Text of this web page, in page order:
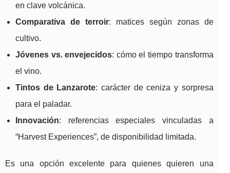
en clave volcánica.
Comparativa de terroir: matices según zonas de
cultivo.
Jóvenes vs. envejecidos: cómo el tiempo transforma
el vino.
Tintos de Lanzarote: carácter de ceniza y sorpresa
para el paladar.
Innovación: referencias especiales vinculadas a
“Harvest Experiences”, de disponibilidad limitada.
Es una opción excelente para quienes quieren una